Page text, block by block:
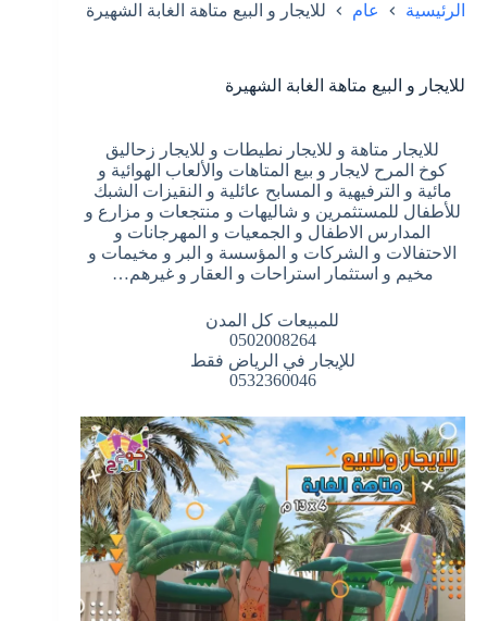
الرئيسية عام للايجار و البيع متاهة الغابة الشهيرة
للايجار و البيع متاهة الغابة الشهيرة
للايجار متاهة و للايجار نطيطات و للايجار زحاليق
كوخ المرح لايجار و بيع المتاهات والألعاب الهوائية و
مائية و الترفيهية و المسابح عائلية و النقيزات الشبك
للأطفال للمستثمرين و شاليهات و منتجعات و مزارع و
المدارس الاطفال و الجمعيات و المهرجانات و
الاحتفالات و الشركات و المؤسسة و البر و مخيمات و
مخيم و استثمار استراحات و العقار و غيرهم…
للمبيعات كل المدن
0502008264
للإيجار في الرياض فقط
0532360046